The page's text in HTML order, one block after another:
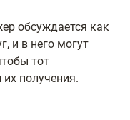
обсуждается как
и в него могут
тот
получения.